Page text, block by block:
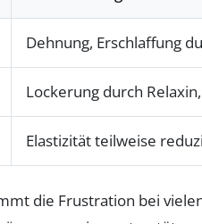
Dehnung, Erschlaffung
Lockerung durch
Elastizität teilweise
die Frustration bei